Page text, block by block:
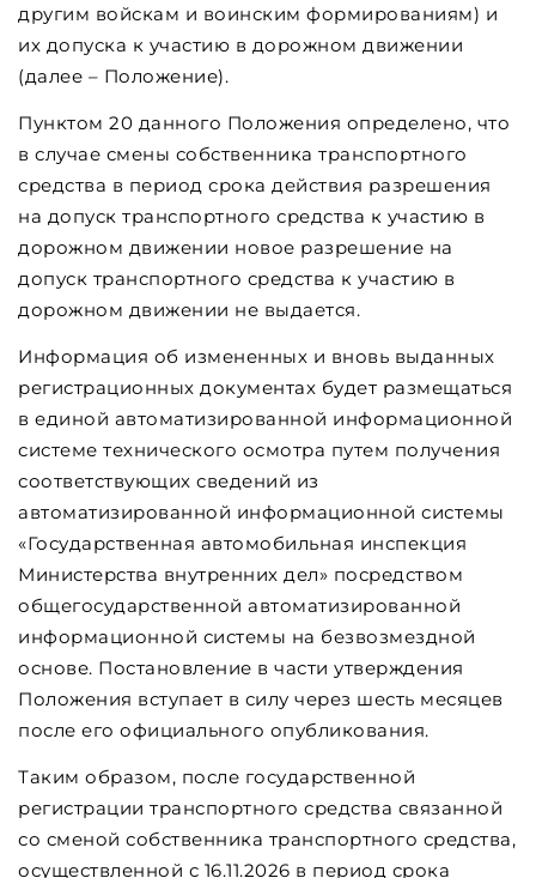
другим войскам и воинским формированиям) и
их допуска к участию в дорожном движении
(далее – Положение).
Пунктом 20 данного Положения определено, что
в случае смены собственника транспортного
средства в период срока действия разрешения
на допуск транспортного средства к участию в
дорожном движении новое разрешение на
допуск транспортного средства к участию в
дорожном движении не выдается.
Информация об измененных и вновь выданных
регистрационных документах будет размещаться
в единой автоматизированной информационной
системе технического осмотра путем получения
соответствующих сведений из
автоматизированной информационной системы
«Государственная автомобильная инспекция
Министерства внутренних дел» посредством
общегосударственной автоматизированной
информационной системы на безвозмездной
основе. Постановление в части утверждения
Положения вступает в силу через шесть месяцев
после его официального опубликования.
Таким образом, после государственной
регистрации транспортного средства связанной
со сменой собственника транспортного средства,
осуществленной с 16.11.2026 в период срока